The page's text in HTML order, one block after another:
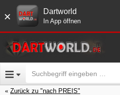
× Dartworld
In App öffnen
Zurück zu "nach PREIS"